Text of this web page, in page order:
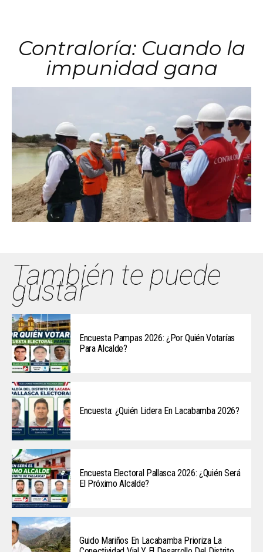
Contraloría: Cuando la
impunidad gana
También te puede
gustar
Encuesta Pampas 2026: ¿Por Quién Votarías
Para Alcalde?
Encuesta: ¿Quién Lidera En Lacabamba 2026?
Encuesta Electoral Pallasca 2026: ¿Quién Será
El Próximo Alcalde?
Guido Mariños En Lacabamba Prioriza La